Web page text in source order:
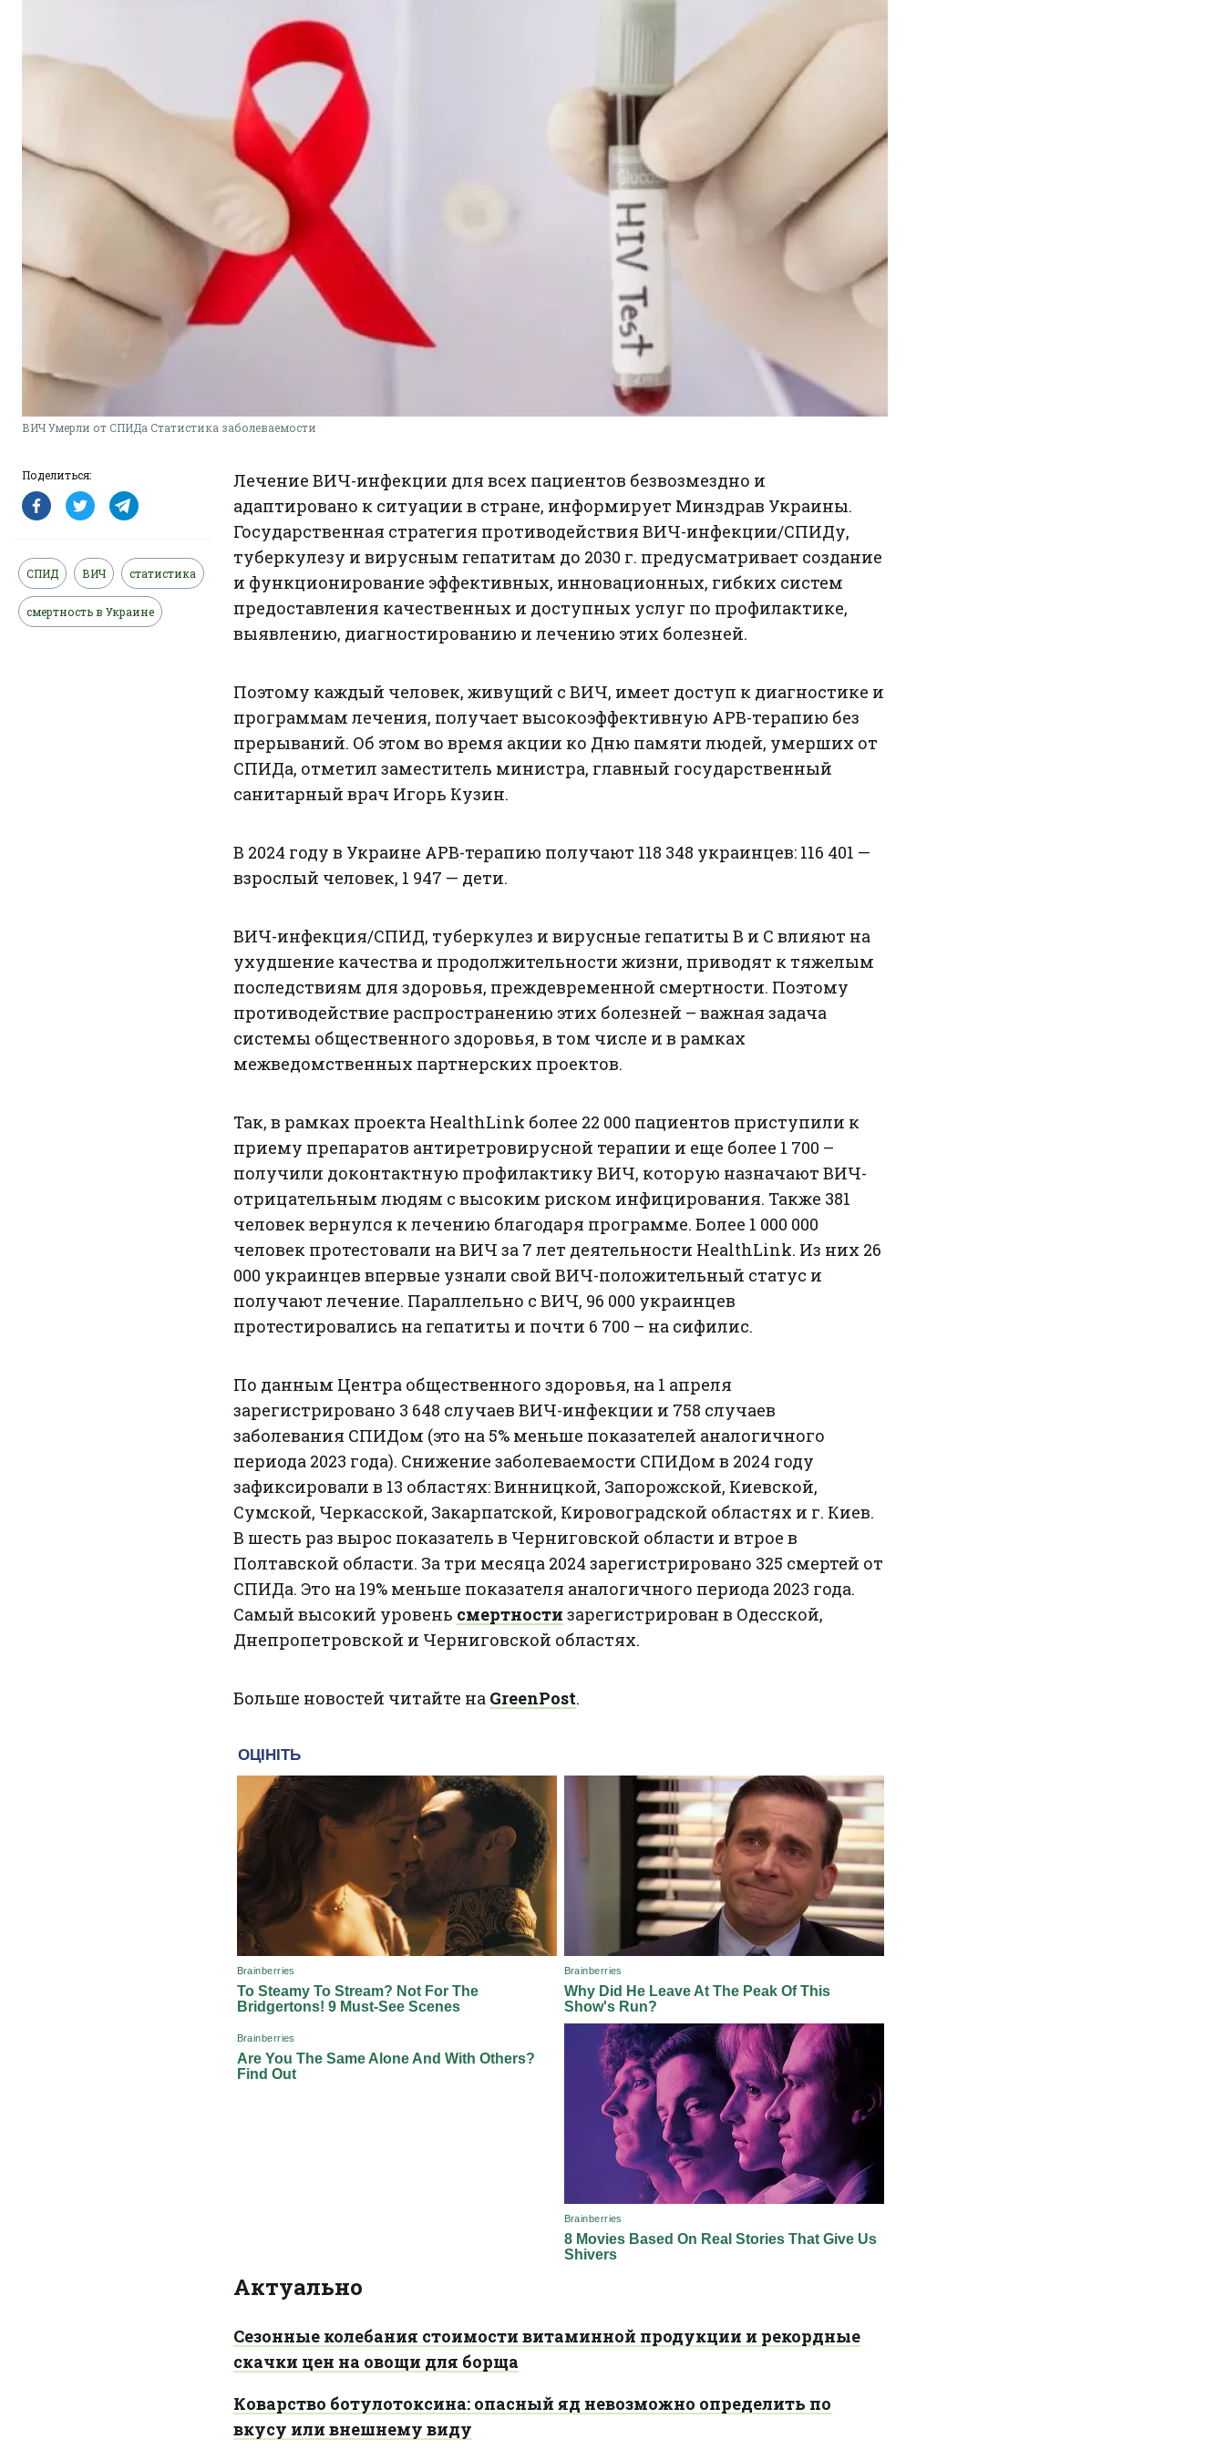
ВИЧ Умерли от СПИДа Статистика заболеваемости
Поделиться:
СПИД ВИЧ статистика
смертность в Украине
Лечение ВИЧ-инфекции для всех пациентов безвозмездно и
адаптировано к ситуации в стране, информирует Минздрав Украины.
Государственная стратегия противодействия ВИЧ-инфекции/СПИДу,
туберкулезу и вирусным гепатитам до 2030 г. предусматривает создание
и функционирование эффективных, инновационных, гибких систем
предоставления качественных и доступных услуг по профилактике,
выявлению, диагностированию и лечению этих болезней.
Поэтому каждый человек, живущий с ВИЧ, имеет доступ к диагностике и
программам лечения, получает высокоэффективную АРВ-терапию без
прерываний. Об этом во время акции ко Дню памяти людей, умерших от
СПИДа, отметил заместитель министра, главный государственный
санитарный врач Игорь Кузин.
В 2024 году в Украине АРВ-терапию получают 118 348 украинцев: 116 401 —
взрослый человек, 1 947 — дети.
ВИЧ-инфекция/СПИД, туберкулез и вирусные гепатиты В и С влияют на
ухудшение качества и продолжительности жизни, приводят к тяжелым
последствиям для здоровья, преждевременной смертности. Поэтому
противодействие распространению этих болезней – важная задача
системы общественного здоровья, в том числе и в рамках
межведомственных партнерских проектов.
Так, в рамках проекта HealthLink более 22 000 пациентов приступили к
приему препаратов антиретровирусной терапии и еще более 1 700 –
получили доконтактную профилактику ВИЧ, которую назначают ВИЧ-
отрицательным людям с высоким риском инфицирования. Также 381
человек вернулся к лечению благодаря программе. Более 1 000 000
человек протестовали на ВИЧ за 7 лет деятельности HealthLink. Из них 26
000 украинцев впервые узнали свой ВИЧ-положительный статус и
получают лечение. Параллельно с ВИЧ, 96 000 украинцев
протестировались на гепатиты и почти 6 700 – на сифилис.
По данным Центра общественного здоровья, на 1 апреля
зарегистрировано 3 648 случаев ВИЧ-инфекции и 758 случаев
заболевания СПИДом (это на 5% меньше показателей аналогичного
периода 2023 года). Снижение заболеваемости СПИДом в 2024 году
зафиксировали в 13 областях: Винницкой, Запорожской, Киевской,
Сумской, Черкасской, Закарпатской, Кировоградской областях и г. Киев.
В шесть раз вырос показатель в Черниговской области и втрое в
Полтавской области. За три месяца 2024 зарегистрировано 325 смертей от
СПИДа. Это на 19% меньше показателя аналогичного периода 2023 года.
Самый высокий уровень смертности зарегистрирован в Одесской,
Днепропетровской и Черниговской областях.
Больше новостей читайте на GreenPost.
Актуально
Сезонные колебания стоимости витаминной продукции и рекордные
скачки цен на овощи для борща
Коварство ботулотоксина: опасный яд невозможно определить по
вкусу или внешнему виду